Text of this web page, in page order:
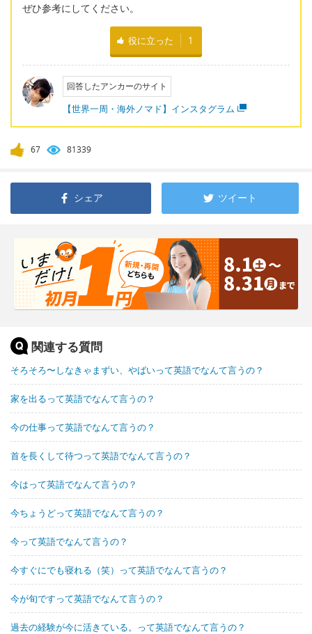
ぜひ参考にしてください。
役に立った 1
回答したアンカーのサイト
【世界一周・海外ノマド】インスタグラム
67 81339
シェア ツイート
関連する質問
そろそろ〜しなきゃまずい、やばいって英語でなんて言うの？
家を出るって英語でなんて言うの？
今の仕事って英語でなんて言うの？
首を長くして待つって英語でなんて言うの？
今はって英語でなんて言うの？
今ちょうどって英語でなんて言うの？
今って英語でなんて言うの？
今すぐにでも寝れる（笑）って英語でなんて言うの？
今が旬ですって英語でなんて言うの？
過去の経験が今に活きている。って英語でなんて言うの？